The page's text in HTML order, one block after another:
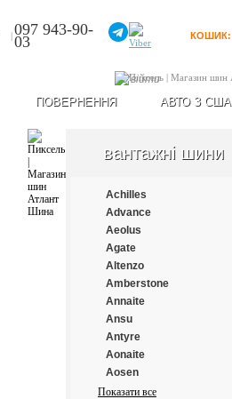
|097 943-90-
03 КОШИК:
Увійти
ПОВЕРНЕННЯ АВТО З США
вантажні шини
Achilles
Advance
Aeolus
Agate
Altenzo
Amberstone
Annaite
Ansu
Antyre
Aonaite
Aosen
Aplus
Показати все